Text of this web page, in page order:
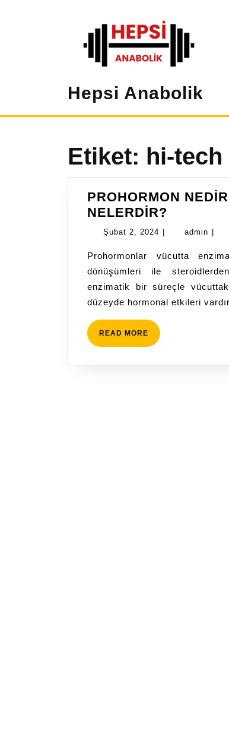
Hepsi Anabolik
Etiket: hi-
PROHORMON
NELERDİR?
NEDİR?
ETKİLERİ
Şubat 2, 2024 Şubat
2024
admin
Prohormonlar vücutta
dönüşümleri ile
enzimatik bir süreçle
düzeyde hormonal etkileri
READ MORE READ
MORE